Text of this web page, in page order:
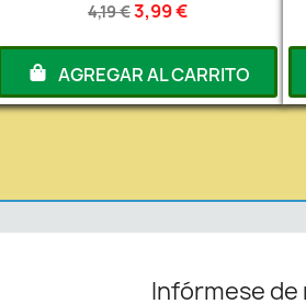
4,19 €3,99 €
AGREGAR AL CARRITO
Infórmese